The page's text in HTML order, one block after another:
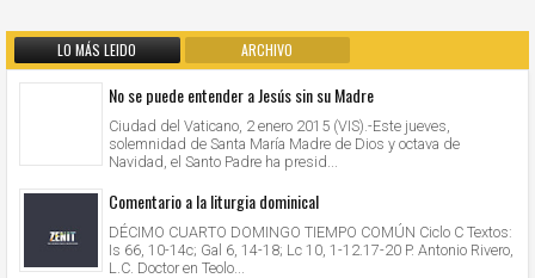
LO MÁS LEIDO ARCHIVO
No se puede entender a Jesús sin su Madre
Ciudad del Vaticano, 2 enero 2015 (VIS).-Este jueves,
solemnidad de Santa María Madre de Dios y octava de
Navidad, el Santo Padre ha presid...
Comentario a la liturgia dominical
DÉCIMO CUARTO DOMINGO TIEMPO COMÚN Ciclo C Textos:
Is 66, 10-14c; Gal 6, 14-18; Lc 10, 1-12.17-20 P. Antonio Rivero,
L.C. Doctor en Teolo...